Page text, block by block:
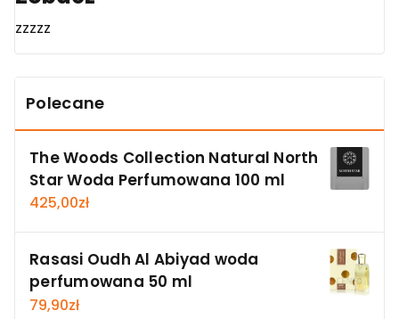
zzzzz
Polecane
The Woods Collection Natural North
Star Woda Perfumowana 100 ml
425,00zł
Rasasi Oudh Al Abiyad woda
perfumowana 50 ml
79,90zł